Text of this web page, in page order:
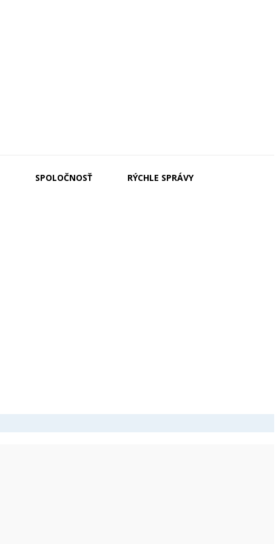
SPOLOČNOSŤ RÝCHLE SPRÁVY